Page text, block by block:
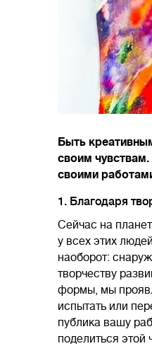
Быть
своим чувствам.
своими
1. Благодаря
Сейчас на
у всех этих
наоборот:
творчеству
формы, мы
испытать или
публика вашу
поделиться этой